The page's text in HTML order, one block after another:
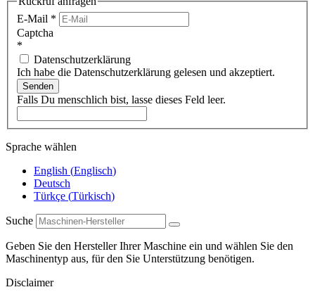
E-Mail *
Captcha
*
Datenschutzerklärung
Ich habe die Datenschutzerklärung gelesen und akzeptiert.
Senden
Falls Du menschlich bist, lasse dieses Feld leer.
Sprache wählen
English (Englisch)
Deutsch
Türkçe (Türkisch)
Suche
Geben Sie den Hersteller Ihrer Maschine ein und wählen Sie den
Maschinentyp aus, für den Sie Unterstützung benötigen.
Disclaimer